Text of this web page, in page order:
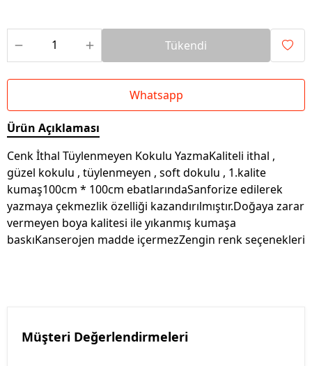
Tükendi
Whatsapp
Ürün Açıklaması
Cenk İthal Tüylenmeyen Kokulu YazmaKaliteli ithal ,
güzel kokulu , tüylenmeyen , soft dokulu , 1.kalite
kumaş100cm * 100cm ebatlarındaSanforize edilerek
yazmaya çekmezlik özelliği kazandırılmıştır.Doğaya zarar
vermeyen boya kalitesi ile yıkanmış kumaşa
baskıKanserojen madde içermezZengin renk seçenekleri
Müşteri Değerlendirmeleri